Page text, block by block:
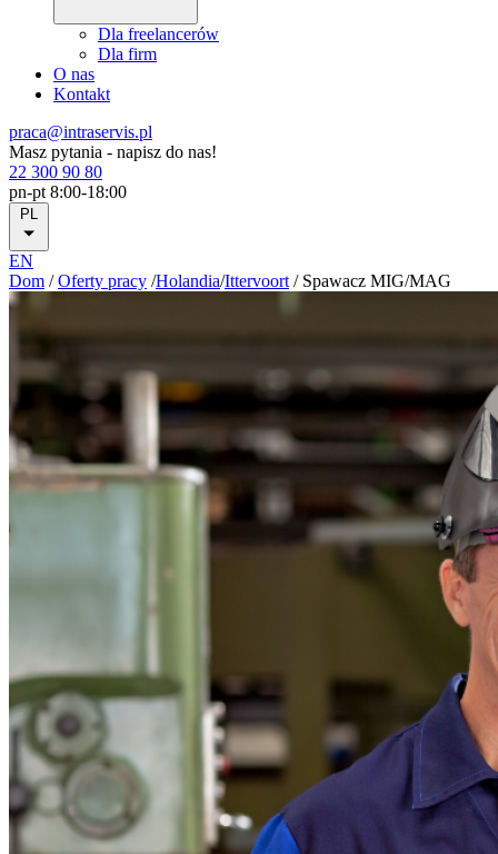
Dla freelancerów
Dla firm
O nas
Kontakt
praca@intraservis.pl
Masz pytania - napisz do nas!
22 300 90 80
pn-pt 8:00-18:00
PL
EN
Dom / Oferty pracy /Holandia/Ittervoort / Spawacz MIG/MAG